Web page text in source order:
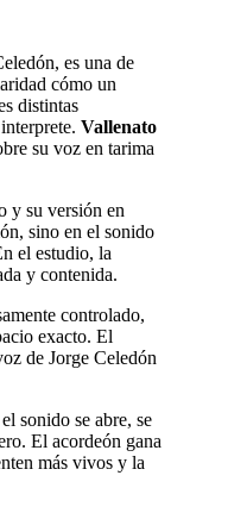
es una de
cómo un
distintas
Vallenato
su voz en tarima
y su versión en
sino en el sonido
el estudio, la
y contenida.
controlado,
exacto. El
de Jorge Celedón
sonido se abre, se
El acordeón gana
más vivos y la